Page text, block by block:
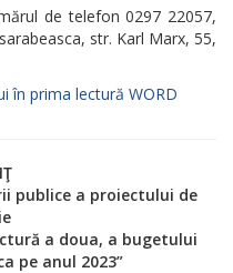
de telefon 0297 22057,
str. Karl Marx, 55,
în prima lectură WORD
publice a proiectului de
a doua, a bugetului
pe anul 2023”